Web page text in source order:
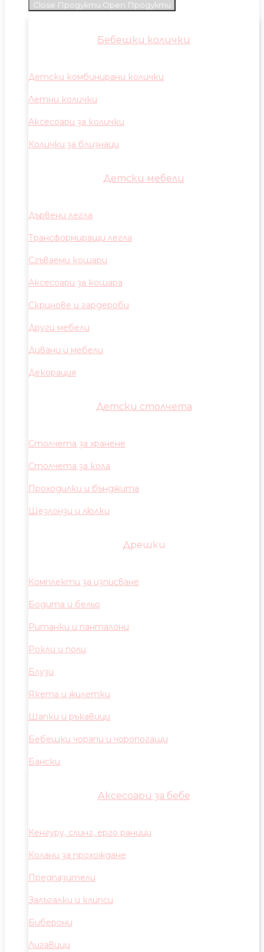
Close Продукти Open Продукти
Бебешки колички
Детски комбинирани колички
Летни колички
Аксесоари за колички
Колички за близнаци
Детски мебели
Дървени легла
Трансформиращи легла
Сгъваеми кошари
Аксесоари за кошара
Скринове и гардероби
Други мебели
Дивани и мебели
Декорация
Детски столчета
Столчета за хранене
Столчета за кола
Проходилки и бънджита
Шезлонзи и люлки
Дрешки
Комплекти за изписване
Бодита и бельо
Ританки и панталони
Рокли и поли
Блузи
Якета и жилетки
Шапки и ръкавици
Бебешки чорапи и чоропогащи
Бански
Аксесоари за бебе
Кенгуру, слинг, ерго раници
Колани за прохождане
Предпазители
Залъгалки и клипси
Биберони
Лигавици